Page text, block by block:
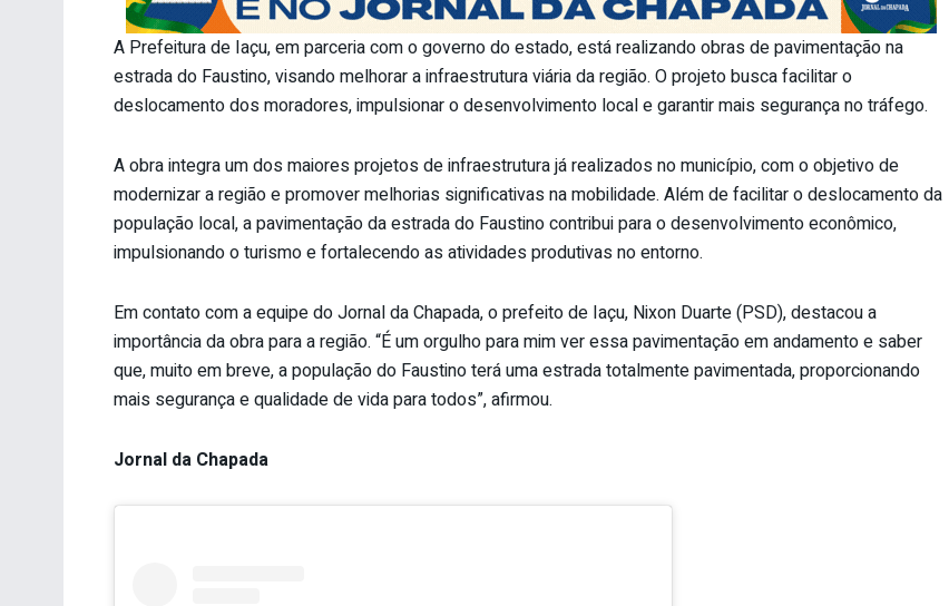
A Prefeitura de Iaçu, em parceria com o governo do estado, está realizando obras de pavimentação na
estrada do Faustino, visando melhorar a infraestrutura viária da região. O projeto busca facilitar o
deslocamento dos moradores, impulsionar o desenvolvimento local e garantir mais segurança no tráfego.
A obra integra um dos maiores projetos de infraestrutura já realizados no município, com o objetivo de
modernizar a região e promover melhorias significativas na mobilidade. Além de facilitar o deslocamento da
população local, a pavimentação da estrada do Faustino contribui para o desenvolvimento econômico,
impulsionando o turismo e fortalecendo as atividades produtivas no entorno.
Em contato com a equipe do Jornal da Chapada, o prefeito de Iaçu, Nixon Duarte (PSD), destacou a
importância da obra para a região. “É um orgulho para mim ver essa pavimentação em andamento e saber
que, muito em breve, a população do Faustino terá uma estrada totalmente pavimentada, proporcionando
mais segurança e qualidade de vida para todos”, afirmou.
Jornal da Chapada